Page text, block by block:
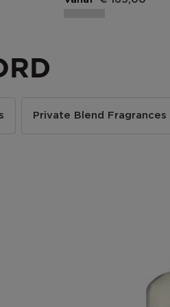
Private Blend Fragrances